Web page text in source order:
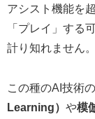
アシスト機能を
「プレイ」する
計り知れません。
この種のAI技術
Learning） や模